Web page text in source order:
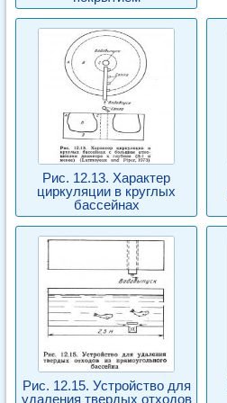
Рис. 12.13. Характер
циркуляции в круглых
бассейнах
Рис. 12.15. Устройство для
удаления твердых отходов